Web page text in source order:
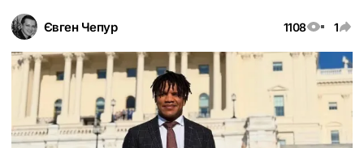
Євген Чепур 1108 1